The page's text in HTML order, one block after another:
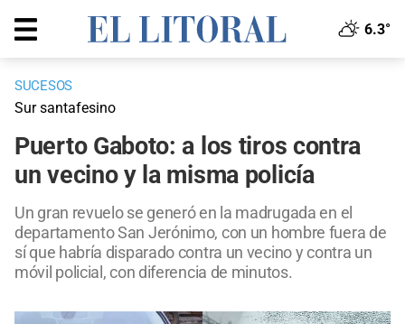
6.3°
SUCESOS
Sur santafesino
Puerto Gaboto: a los tiros contra
un vecino y la misma policía
Un gran revuelo se generó en la madrugada en el
departamento San Jerónimo, con un hombre fuera de
sí que habría disparado contra un vecino y contra un
móvil policial, con diferencia de minutos.